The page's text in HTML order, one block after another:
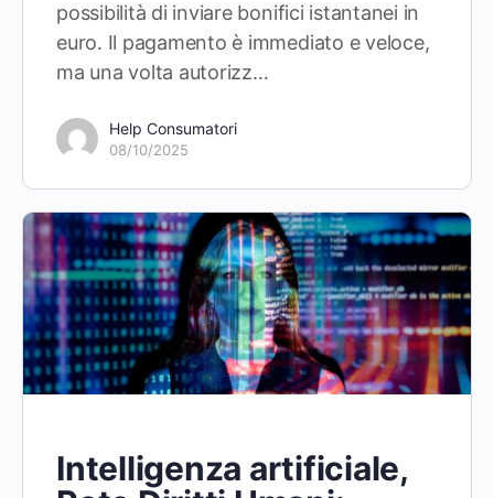
possibilità di inviare bonifici istantanei in
euro. Il pagamento è immediato e veloce,
ma una volta autorizz…
Help Consumatori
08/10/2025
Intelligenza artificiale,